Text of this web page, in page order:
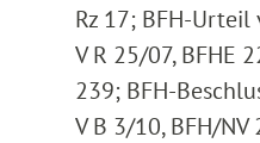
Rz 17; BFH-Urteil
V R 25/07, BFHE
239; BFH-
V B 3/10, BFH/NV